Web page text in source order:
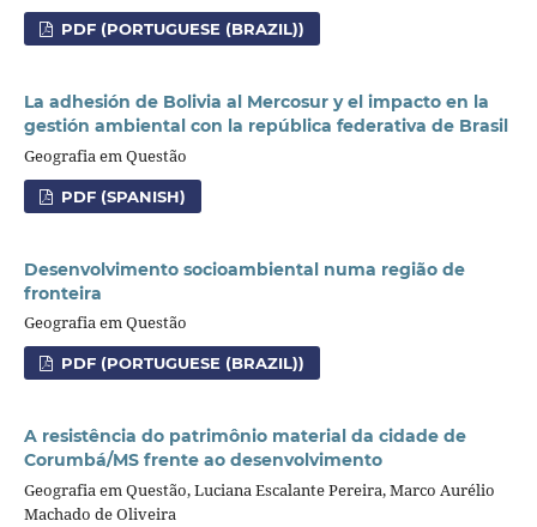
PDF (PORTUGUESE (BRAZIL))
La adhesión de Bolivia al Mercosur y el impacto en la
gestión ambiental con la república federativa de Brasil
Geografia em Questão
PDF (SPANISH)
Desenvolvimento socioambiental numa região de
fronteira
Geografia em Questão
PDF (PORTUGUESE (BRAZIL))
A resistência do patrimônio material da cidade de
Corumbá/MS frente ao desenvolvimento
Geografia em Questão, Luciana Escalante Pereira, Marco Aurélio
Machado de Oliveira